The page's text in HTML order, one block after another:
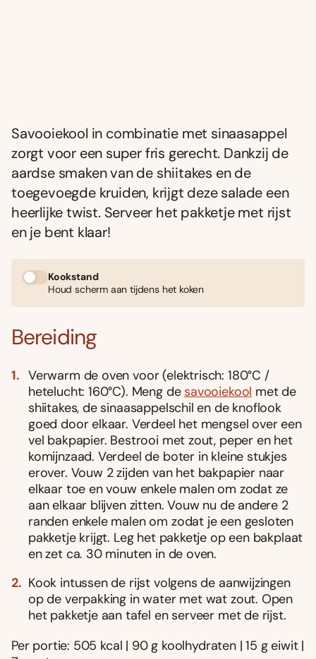
Savooiekool in combinatie met sinaasappel
zorgt voor een super fris gerecht. Dankzij de
aardse smaken van de shiitakes en de
toegevoegde kruiden, krijgt deze salade een
heerlijke twist. Serveer het pakketje met rijst
en je bent klaar!
Kookstand
Houd scherm aan tijdens het koken
Bereiding
Verwarm de oven voor (elektrisch: 180°C /
hetelucht: 160°C). Meng de savooiekool met de
shiitakes, de sinaasappelschil en de knoflook
goed door elkaar. Verdeel het mengsel over een
vel bakpapier. Bestrooi met zout, peper en het
komijnzaad. Verdeel de boter in kleine stukjes
erover. Vouw 2 zijden van het bakpapier naar
elkaar toe en vouw enkele malen om zodat ze
aan elkaar blijven zitten. Vouw nu de andere 2
randen enkele malen om zodat je een gesloten
pakketje krijgt. Leg het pakketje op een bakplaat
en zet ca. 30 minuten in de oven.
Kook intussen de rijst volgens de aanwijzingen
op de verpakking in water met wat zout. Open
het pakketje aan tafel en serveer met de rijst.
Per portie: 505 kcal | 90 g koolhydraten | 15 g eiwit |